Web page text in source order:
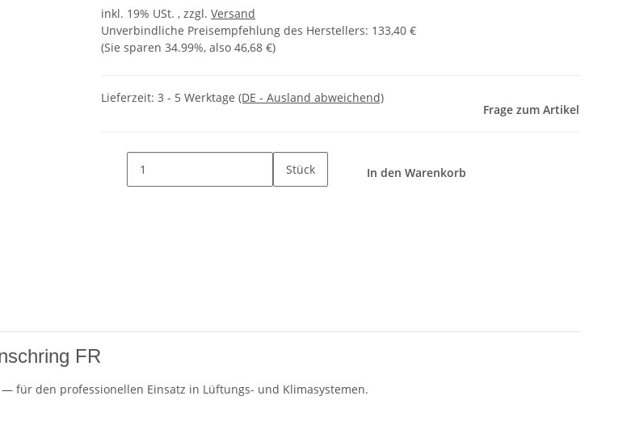
inkl. 19% USt. , zzgl. Versand
Unverbindliche Preisempfehlung des Herstellers: 133,40 €
(Sie sparen 34.99%, also 46,68 €)
Lieferzeit: 3 - 5 Werktage (DE - Ausland abweichend)
Frage zum Artikel
Stück In den Warenkorb
FR
— für den professionellen Einsatz in Lüftungs- und Klimasystemen.